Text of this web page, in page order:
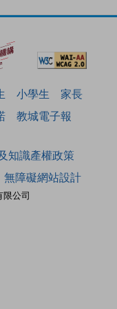
小學生
家長
教城電子報
公司
知識產權政策
無障礙網站設計